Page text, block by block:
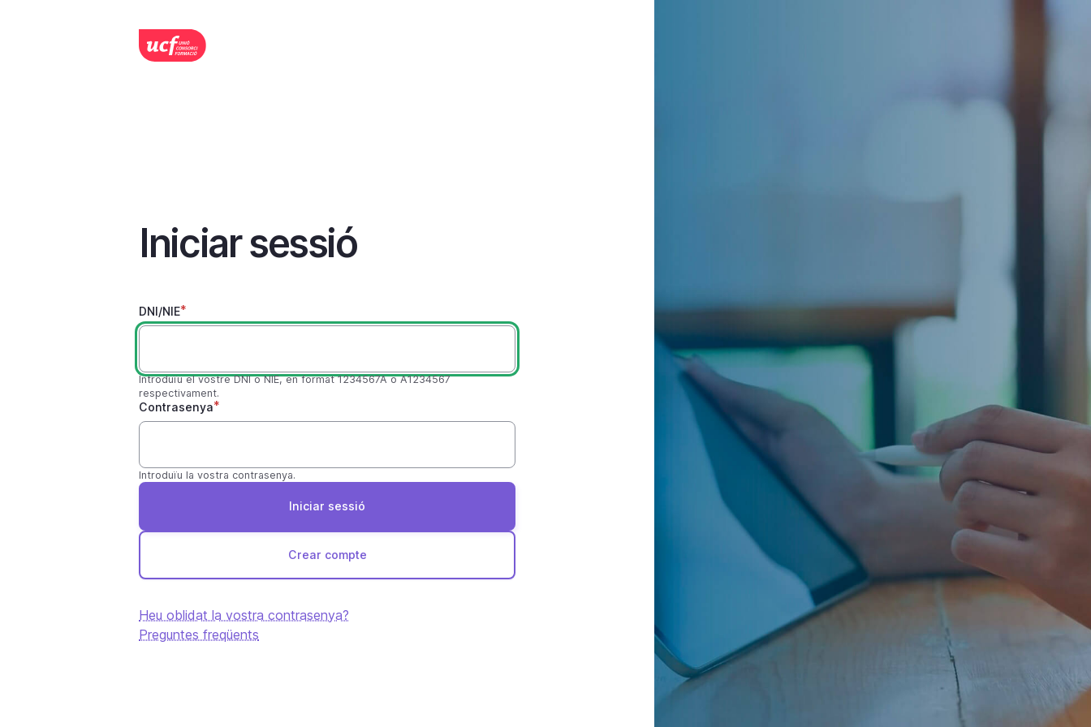
Iniciar sessió
DNI/NIE
Introduïu el vostre DNI o NIE, en format1234567AoA1234567
respectivament.
Contrasenya
Introduïu la vostra contrasenya.
Crear compte
Heu oblidat la vostra contrasenya?
Preguntes freqüents